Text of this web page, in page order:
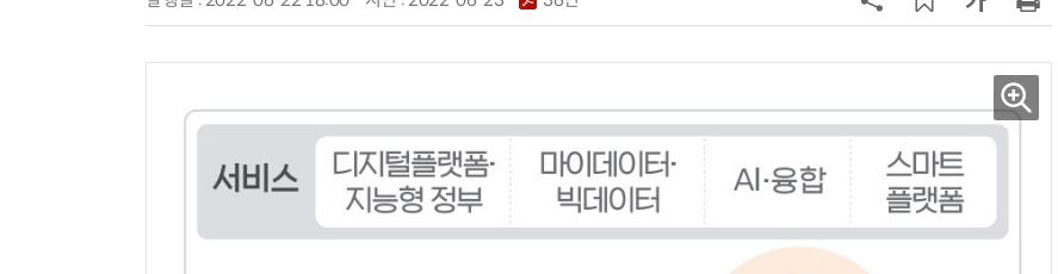
원 구형 태양전지 IEC 국제표준 개발
과제 공식 승인
9
국산 CSP사 '마켓플레이스' 커졌
다…5개사 등록 솔루션 1439개
앤트로픽·오픈AI 이어 메타도…AI
가 통제 벗어나 외부 해킹